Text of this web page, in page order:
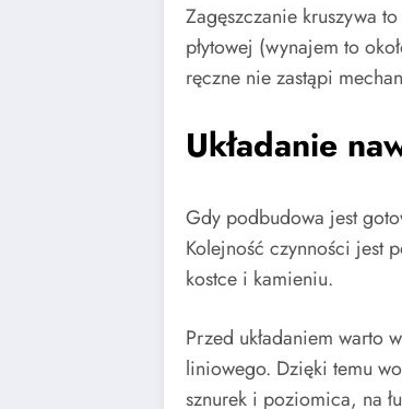
Zagęszczanie kruszywa
płytowej (wynajem to
ręczne nie zastąpi
Układanie
Gdy podbudowa jest
Kolejność czynności jest
kostce i kamieniu.
Przed układaniem warto
liniowego. Dzięki temu
sznurek i poziomica, na